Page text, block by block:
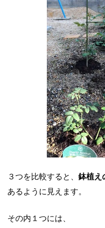
３つを比較すると、 鉢植え
あるように見えます。
その内１つには、